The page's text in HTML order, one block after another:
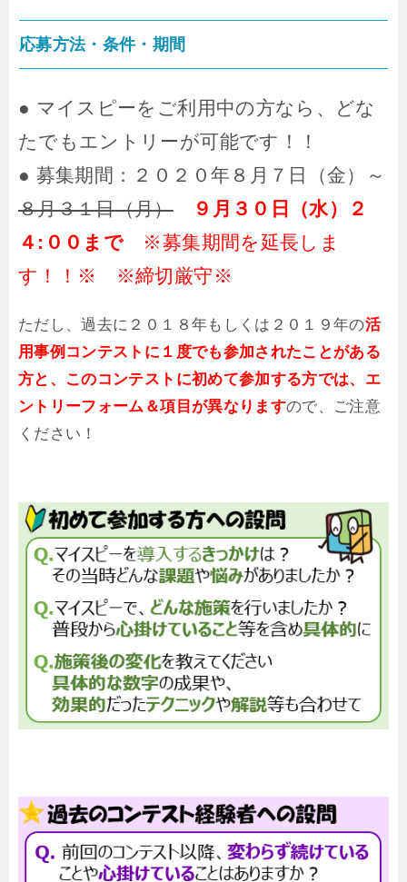
応募方法・条件・期間
● マイスピーをご利用中の方なら、どな
たでもエントリーが可能です！！
● 募集期間：２０２０年８月７日（金）～
８月３１日（月）
９月３０日（水）２
４:００まで※募集期間を延長しま
す！！※ ※締切厳守※
ただし、過去に２０１８年もしくは２０１９年の活
用事例コンテストに１度でも参加されたことがある
方と、このコンテストに初めて参加する方では、エ
ントリーフォーム＆項目が異なりますので、ご注意
ください！